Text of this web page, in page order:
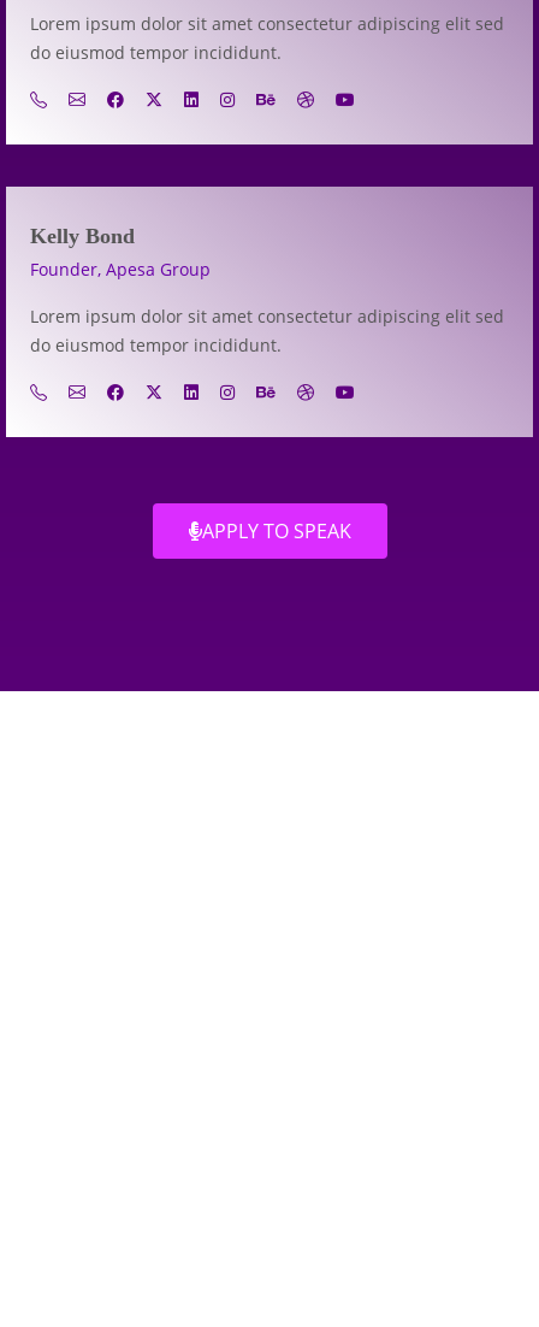
Lorem ipsum dolor sit amet consectetur adipiscing elit sed
do eiusmod tempor incididunt.
Kelly Bond
Founder, Apesa Group
Lorem ipsum dolor sit amet consectetur adipiscing elit sed
do eiusmod tempor incididunt.
APPLY TO SPEAK